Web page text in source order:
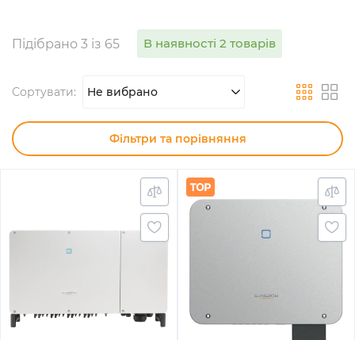
Підібрано 3 із 65 В наявності 2 товарів
Сортувати: Не вибрано
Фільтри та порівняння